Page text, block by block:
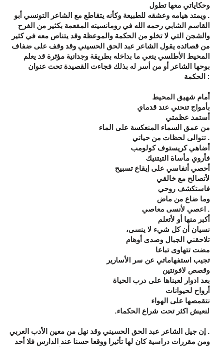
وحكاياتي معها تطول
. ويمتد هيامه وعشقه للطبيعة وكأنه يتقاطع مع الشاعر التونسي أبو
القاسم الشابي رحمه الله في رومانسيته المفعمة بكثير من الفرح
والشجن التي لا تخلو من الحكمة والموعظة وقد يتناص معه في كثير
من قصائده يقول الشاعر عبد الحق الحسيني وقد وقف على ضفاف
المحيط الأطلسي ينعي ما بداخله بطريقة وجدانية مؤثرة قد يعلم
بوحها الشاعر أو من أسر له بذلك فجاءت القصيدة تحت عنوان
: الحكمة
أمام شهيق المحيط
بأمواج تنحني عند قدماي
أستمد عظمتي
من عمق السماء المنعكسة على الماء
. تتوالى لحظات من حياتي
أضاهي كريستوف كولومب
فأروي مأساة التيتنيك
أحصي أنفاسي على إيقاع تسبيح
لأتصالح مع خالقي
فاستكشف روحي
وما ضاع من ماض
. اعصي لأنسى معاصي
أكبر منها أو لأتعلم
نسيان أن كل شيء لا ينسى،
تلاحقني الجبال وصدى أوهام
مضت تتهاوى تباعا
تجيب استفهاماتي عن سر الأسارير
وقصص لافونتين
بعد ادوار لعبناها على درب الحياة
أرواح لحيوانات
نتقمصها على الهواء
لنعيش اكثر تحت شراع الحكماء.
. إن جيل الشاعر عبد الحق الحسيني وقد نهل من معين الأدب العربي
ومن مقررات دراسية كان لها تأثيرا ووقعا حسنا عند الدارس فلا أحد